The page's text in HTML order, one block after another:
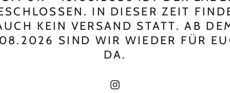
IN DIESER ZEIT
KEIN VERSAND STATT. AB
SIND WIR WIEDER FÜR
DA.
Instagram